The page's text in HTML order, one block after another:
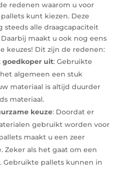
redenen waarom u voor
kunt kiezen. Deze
steeds alle draagcapaciteit
maakt u ook nog eens
keuzes! Dit zijn de redenen:
goedkoper uit: Gebruikte
algemeen een stuk
materiaal is altijd duurder
materiaal.
keuze: Doordat er
gebruikt worden voor
maakt u een zeer
Zeker als het gaat om een
Gebruikte pallets kunnen in